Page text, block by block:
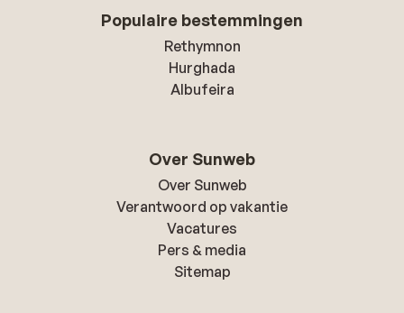
Populaire bestemmingen
Rethymnon
Hurghada
Albufeira
Over Sunweb
Over Sunweb
Verantwoord op vakantie
Vacatures
Pers & media
Sitemap